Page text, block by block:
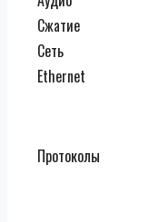
Сжатие
Сеть
Ethernet
Протоколы